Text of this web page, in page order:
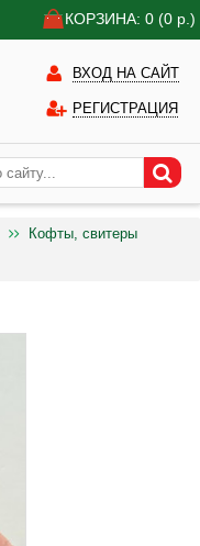
КОРЗИНА: 0 (0 р.)
ВХОД НА САЙТ
РЕГИСТРАЦИЯ
Кофты, свитеры